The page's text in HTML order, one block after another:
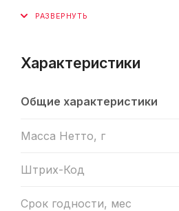
Характеристики
Общие характеристики
Масса Нетто, г
Штрих-Код
Срок годности, мес